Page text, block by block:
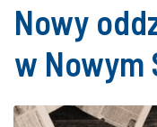
Nowy
w Nowym